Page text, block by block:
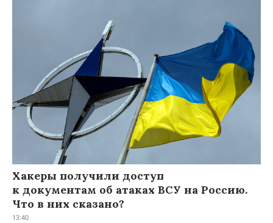
Хакеры получили доступ
к документам об атаках ВСУ на Россию.
Что в них сказано?
13:40